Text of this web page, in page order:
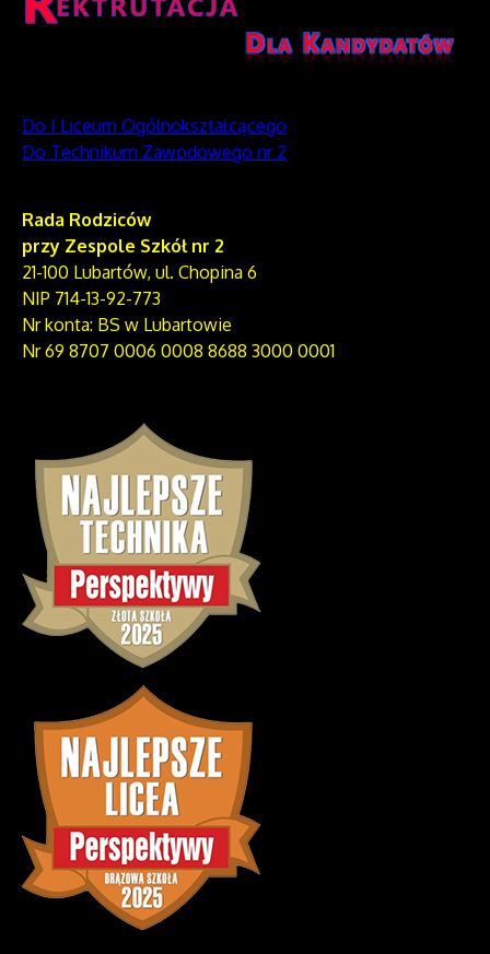
Do I Liceum Ogólnokształcącego
Do Technikum Zawodowego nr 2
Rada Rodziców
przy Zespole Szkół nr 2
21-100 Lubartów, ul. Chopina 6
NIP 714-13-92-773
Nr konta: BS w Lubartowie
Nr 69 8707 0006 0008 8688 3000 0001